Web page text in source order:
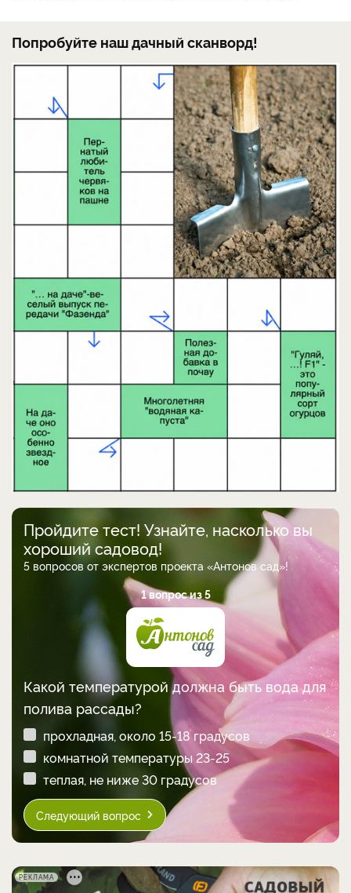
Попробуйте наш дачный сканворд!
Пройдите тест! Узнайте, насколько вы
хороший садовод!
5 вопросов от экспертов проекта «Антонов сад»!
1 вопрос из 5
Какой температурой должна быть вода для
полива рассады?
прохладная, около 15-18 градусов
комнатной температуры 23-25
теплая, не ниже 30 градусов
Следующий вопрос
РЕКЛАМА